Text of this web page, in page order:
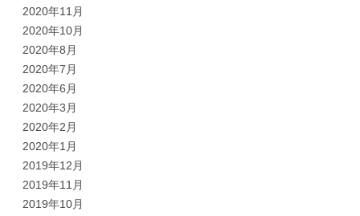
2020年11月
2020年10月
2020年8月
2020年7月
2020年6月
2020年3月
2020年2月
2020年1月
2019年12月
2019年11月
2019年10月